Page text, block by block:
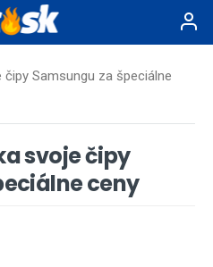
čipy Samsungu za špeciálne
svoje čipy
ceny